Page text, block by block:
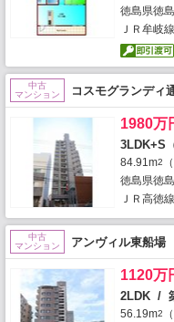
徳島県徳
ＪＲ牟岐
中古
マンション
コスモグランディ
1980万
3LDK+S
84.91m2
徳島県徳
ＪＲ高徳
中古
マンション
アンヴィル東船場
1120万
2LDK /
56.19m2